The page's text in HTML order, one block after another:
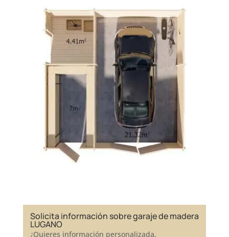
Solicita información sobre garaje de madera
LUGANO
¿Quieres información personalizada,